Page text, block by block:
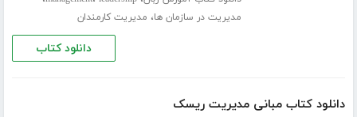
مدیریت در سازمان ها، مدیریت کارمندان
دانلود کتاب
دانلود کتاب مبانی مدیریت ریسک